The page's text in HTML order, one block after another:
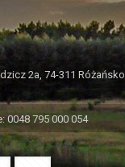
2a, 74-311 Różańsko
0048 795 000 054